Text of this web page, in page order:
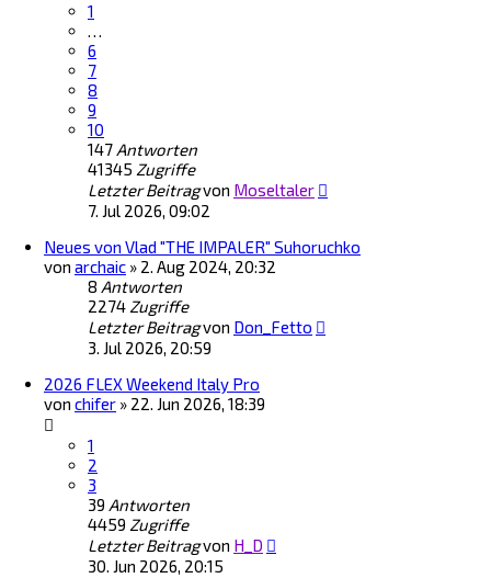
1
…
6
7
8
9
10
147 Antworten
41345 Zugriffe
Letzter Beitragvon Moseltaler
7. Jul 2026, 09:02
Neues von Vlad "THE IMPALER" Suhoruchko
von archaic » 2. Aug 2024, 20:32
8 Antworten
2274 Zugriffe
Letzter Beitragvon Don_Fetto
3. Jul 2026, 20:59
2026 FLEX Weekend Italy Pro
von chifer » 22. Jun 2026, 18:39
1
2
3
39 Antworten
4459 Zugriffe
Letzter Beitragvon H_D
30. Jun 2026, 20:15